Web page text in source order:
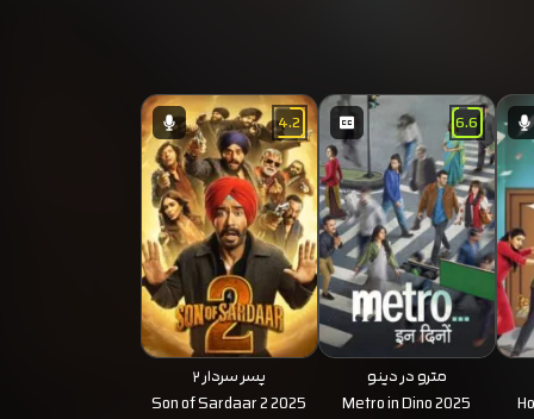
6.6
مترو در دینو
Metro in Dino 2025
4.2
پسر سردار ۲
Son of Sardaar 2 2025